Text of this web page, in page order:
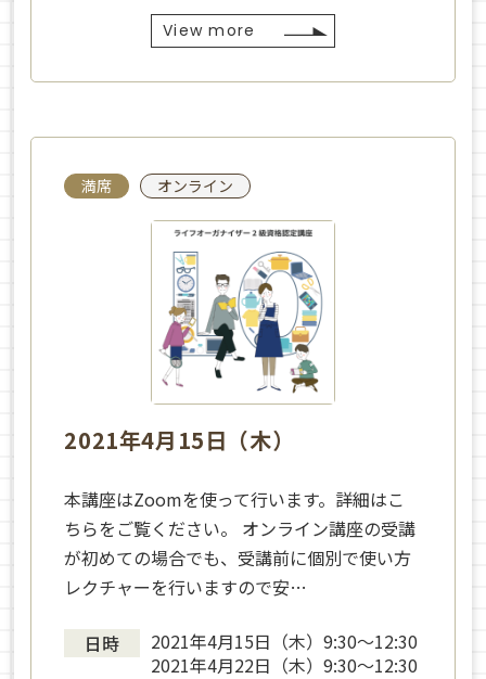
View more
満席 オンライン
2021年4月15日（木）
本講座はZoomを使って行います。詳細はこ
ちらをご覧ください。 オンライン講座の受講
が初めての場合でも、受講前に個別で使い方
レクチャーを行いますので安…
日時
2021年4月15日（木）9:30〜12:30
2021年4月22日（木）9:30〜12:30